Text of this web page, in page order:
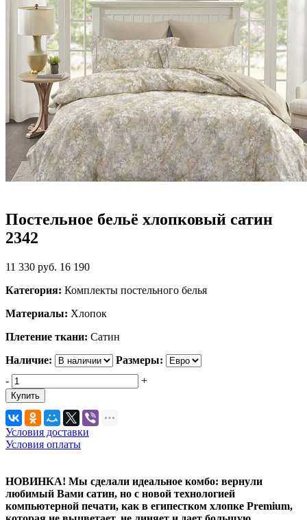
Постельное бельё хлопковый сатин
2342
11 330 руб. 16 190
Категория: Комплекты постельного белья
Материалы: Хлопок
Плетение ткани: Сатин
Наличие:
Размеры:
-
+
Купить
Условия доставки
Условия оплаты
НОВИНКА! Мы сделали идеальное комбо: вернули
любимый Вами сатин, но с новой технологией
компьютерной печати, как в египестком хлопке Premium,